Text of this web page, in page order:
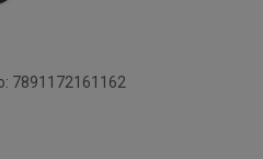
7891172161162